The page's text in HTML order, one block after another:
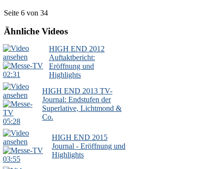
Seite 6 von 34
Ähnliche Videos
02:31
HIGH END 2012
Auftaktbericht:
Eröffnung und
Highlights
05:28
HIGH END 2013 TV-
Journal: Endstufen der
Superlative, Lichtmond &
Co.
03:55
HIGH END 2015
Journal - Eröffnung und
Highlights